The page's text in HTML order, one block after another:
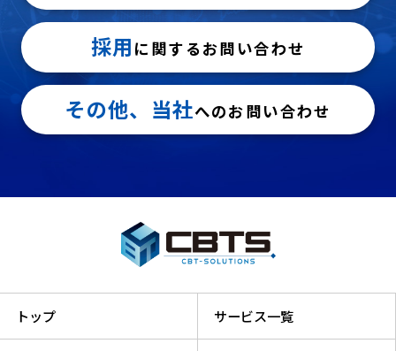
採用 に関するお問い合わせ
その他、当社へのお問い合わせ
トップ サービス一覧